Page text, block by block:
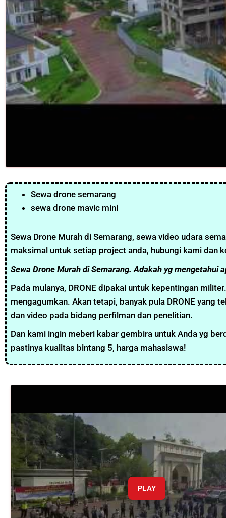
Sewa drone semarang
sewa drone mavic mini
Sewa Drone Murah di Semarang, sewa video udara
maksimal untuk setiap project anda, hubungi kami dan
Sewa Drone Murah di Semarang. Adakah yg mengetahui
Pada mulanya, DRONE dipakai untuk kepentingan
mengagumkan. Akan tetapi, banyak pula DRONE yang
dan video pada bidang perfilman dan penelitian.
Dan kami ingin meberi kabar gembira untuk Anda yg
pastinya kualitas bintang 5, harga mahasiswa!
PLAY